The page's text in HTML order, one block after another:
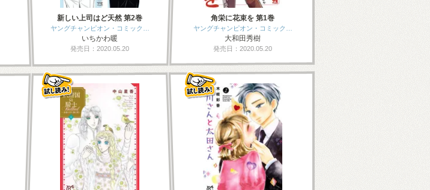
新しい上司はど天然 第2巻
ヤングチャンピオン・コミック…
いちかわ暖
発売日：2020.05.20
角栄に花束を 第1巻
ヤングチャンピオン・コミック…
大和田秀樹
発売日：2020.05.20